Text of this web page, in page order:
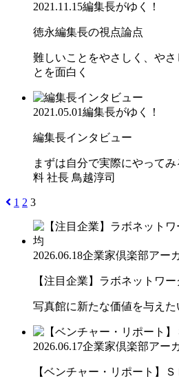
2021.11.15編集長がゆく！
徳永編集長の視点論点
難しいことをやさしく、や
とを面白く
2021.05.01編集長がゆく！
編集長インタビュー
まずは自分で実際にやって
料 社長 鳥越淳司
1 2 3
2026.06.18企業家倶楽部アー
【注目企業】ラボネットワ
写真館に新たな価値を与えた
2026.06.17企業家倶楽部アー
【ベンチャー・リポート】